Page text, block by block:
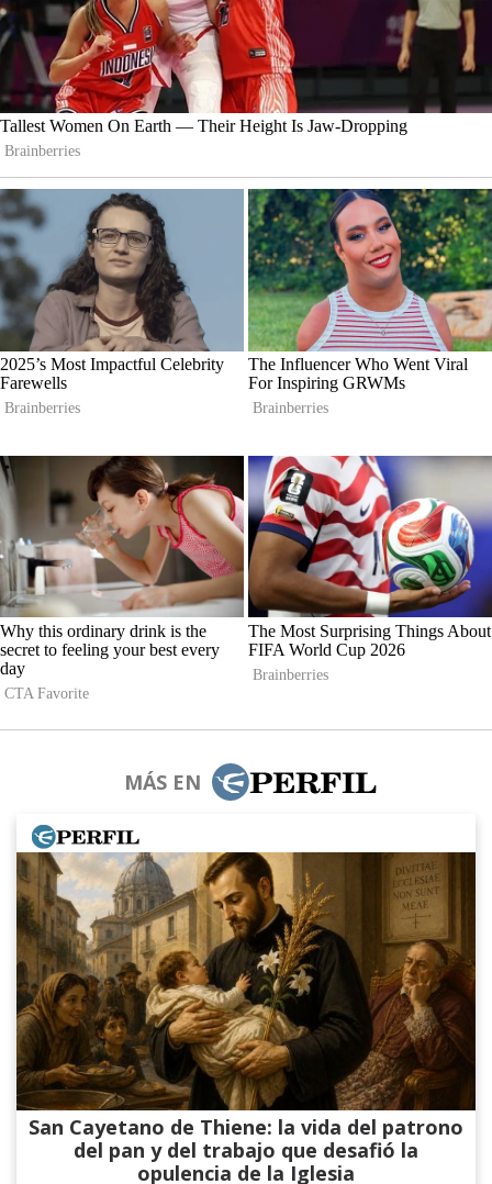
MÁS EN
San Cayetano de Thiene: la vida del patrono
del pan y del trabajo que desafió la
opulencia de la Iglesia